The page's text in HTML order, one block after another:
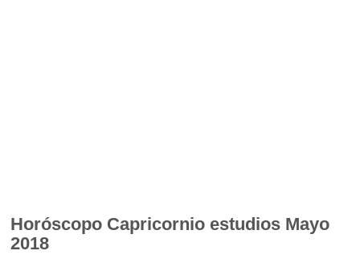
Horóscopo Capricornio estudios Mayo
2018